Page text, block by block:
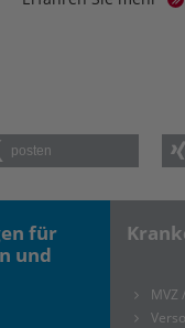
posten
für
und
MVZ